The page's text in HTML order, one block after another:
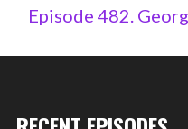
Episode 482.